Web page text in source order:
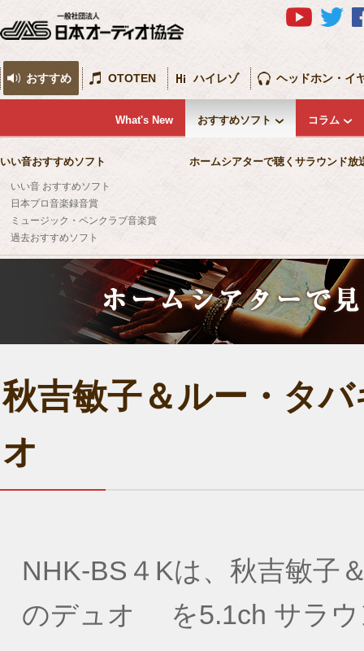
おすすめ
What's New おすすめソフト
いい音おすすめソフト
いい音 おすすめソフト
日本プロ音楽録音賞
ミュージック・ペンクラブ音楽賞
過去おすすめソフト
ホームシアターで聴くサラウンド放
コラム
OTOTEN ハイレゾ ヘッドホン・イ
秋吉敏子＆ルー・タ
オ
NHK-BS４Kは、秋吉敏
のデュオ を5.1ch サラウ